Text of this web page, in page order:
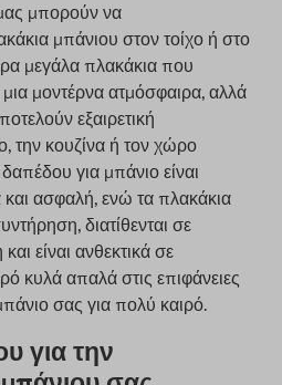
μπορούν να
μπάνιου στον τοίχο ή στο
μεγάλα πλακάκια που
μοντέρνα ατμόσφαιρα, αλλά
εξαιρετική
την κουζίνα ή τον χώρο
για μπάνιο είναι
και ασφαλή, ενώ τα πλακάκια
διατίθενται σε
είναι ανθεκτικά σε
κυλά απαλά στις επιφάνειες
σας για πολύ καιρό.
για την